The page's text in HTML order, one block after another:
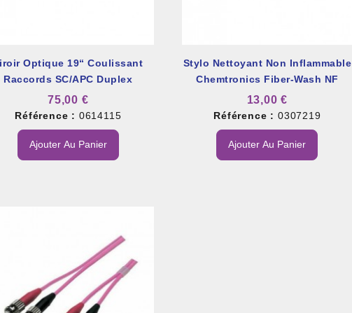
Optique 19“ Coulissant
Raccords SC/APC Duplex
Monomode
75,00 €
Référence : 0614115
Ajouter Au Panier
Stylo Nettoyant Non Inflammable
Chemtronics Fiber-Wash NF
13,00 €
Référence : 0307219
Ajouter Au Panier